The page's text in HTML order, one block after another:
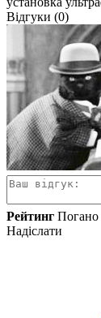
Відгуки (0)
Рейтинг Погано
Надіслати